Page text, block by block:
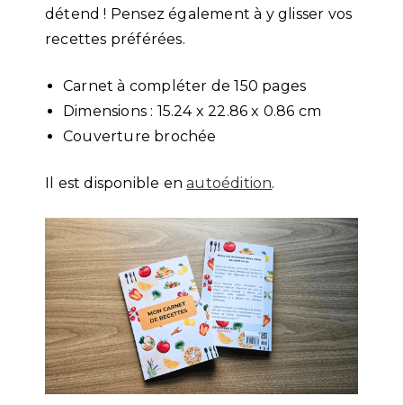
détend ! Pensez également à y glisser vos
recettes préférées.
Carnet à compléter de 150 pages
Dimensions : 15.24 x 22.86 x 0.86 cm
Couverture brochée
Il est disponible enautoédition.